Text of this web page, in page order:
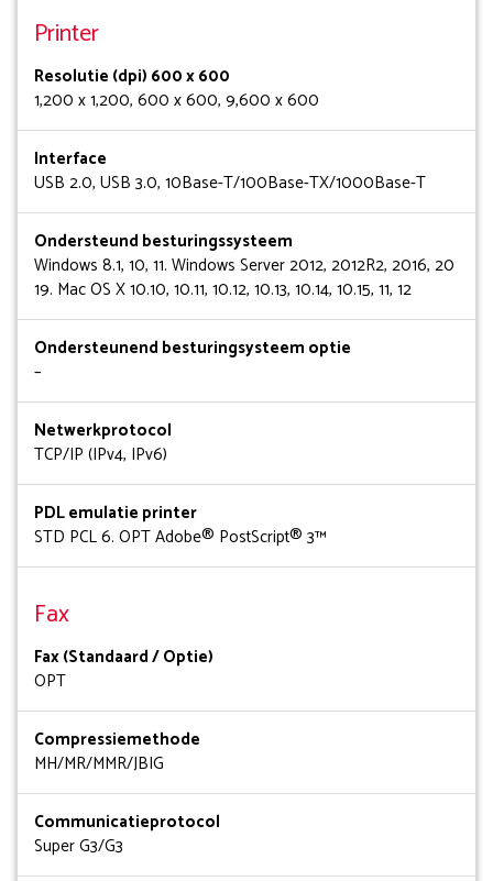
Printer
Resolutie (dpi) 600 x 600
1,200 x 1,200, 600 x 600, 9,600 x 600
Interface
USB 2.0, USB 3.0, 10Base-T/100Base-TX/1000Base-T
Ondersteund besturingssysteem
Windows 8.1, 10, 11. Windows Server 2012, 2012R2, 2016, 20
19. Mac OS X 10.10, 10.11, 10.12, 10.13, 10.14, 10.15, 11, 12
Ondersteunend besturingsysteem optie
–
Netwerkprotocol
TCP/IP (IPv4, IPv6)
PDL emulatie printer
STD PCL 6. OPT Adobe® PostScript® 3™
Fax
Fax (Standaard / Optie)
OPT
Compressiemethode
MH/MR/MMR/JBIG
Communicatieprotocol
Super G3/G3